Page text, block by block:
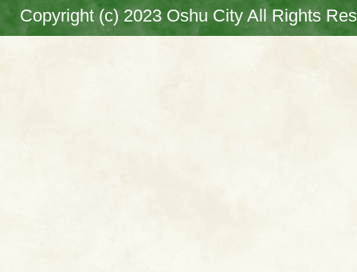
Copyright (c) 2023 Oshu City All Rights